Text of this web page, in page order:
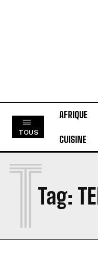
TOUS
AFRIQUE
CUISINE
Tag:
T